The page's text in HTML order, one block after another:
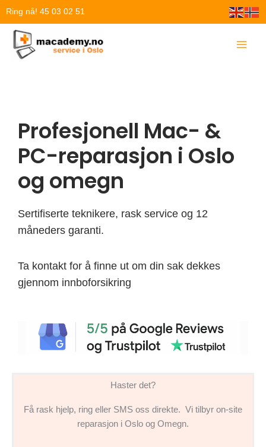
Hopp
innholdet
Ring nå! 45 03 02 51
Profesjonell Mac- &
PC-reparasjon i Oslo
og omegn
Sertifiserte teknikere, rask service og 12
måneders garanti.
Ta kontakt for å finne ut om din sak dekkes
gjennom innboforsikring
Haster det?
Få rask hjelp, ring eller SMS oss direkte. Vi tilbyr on-site
reparasjon i Oslo og Omegn.